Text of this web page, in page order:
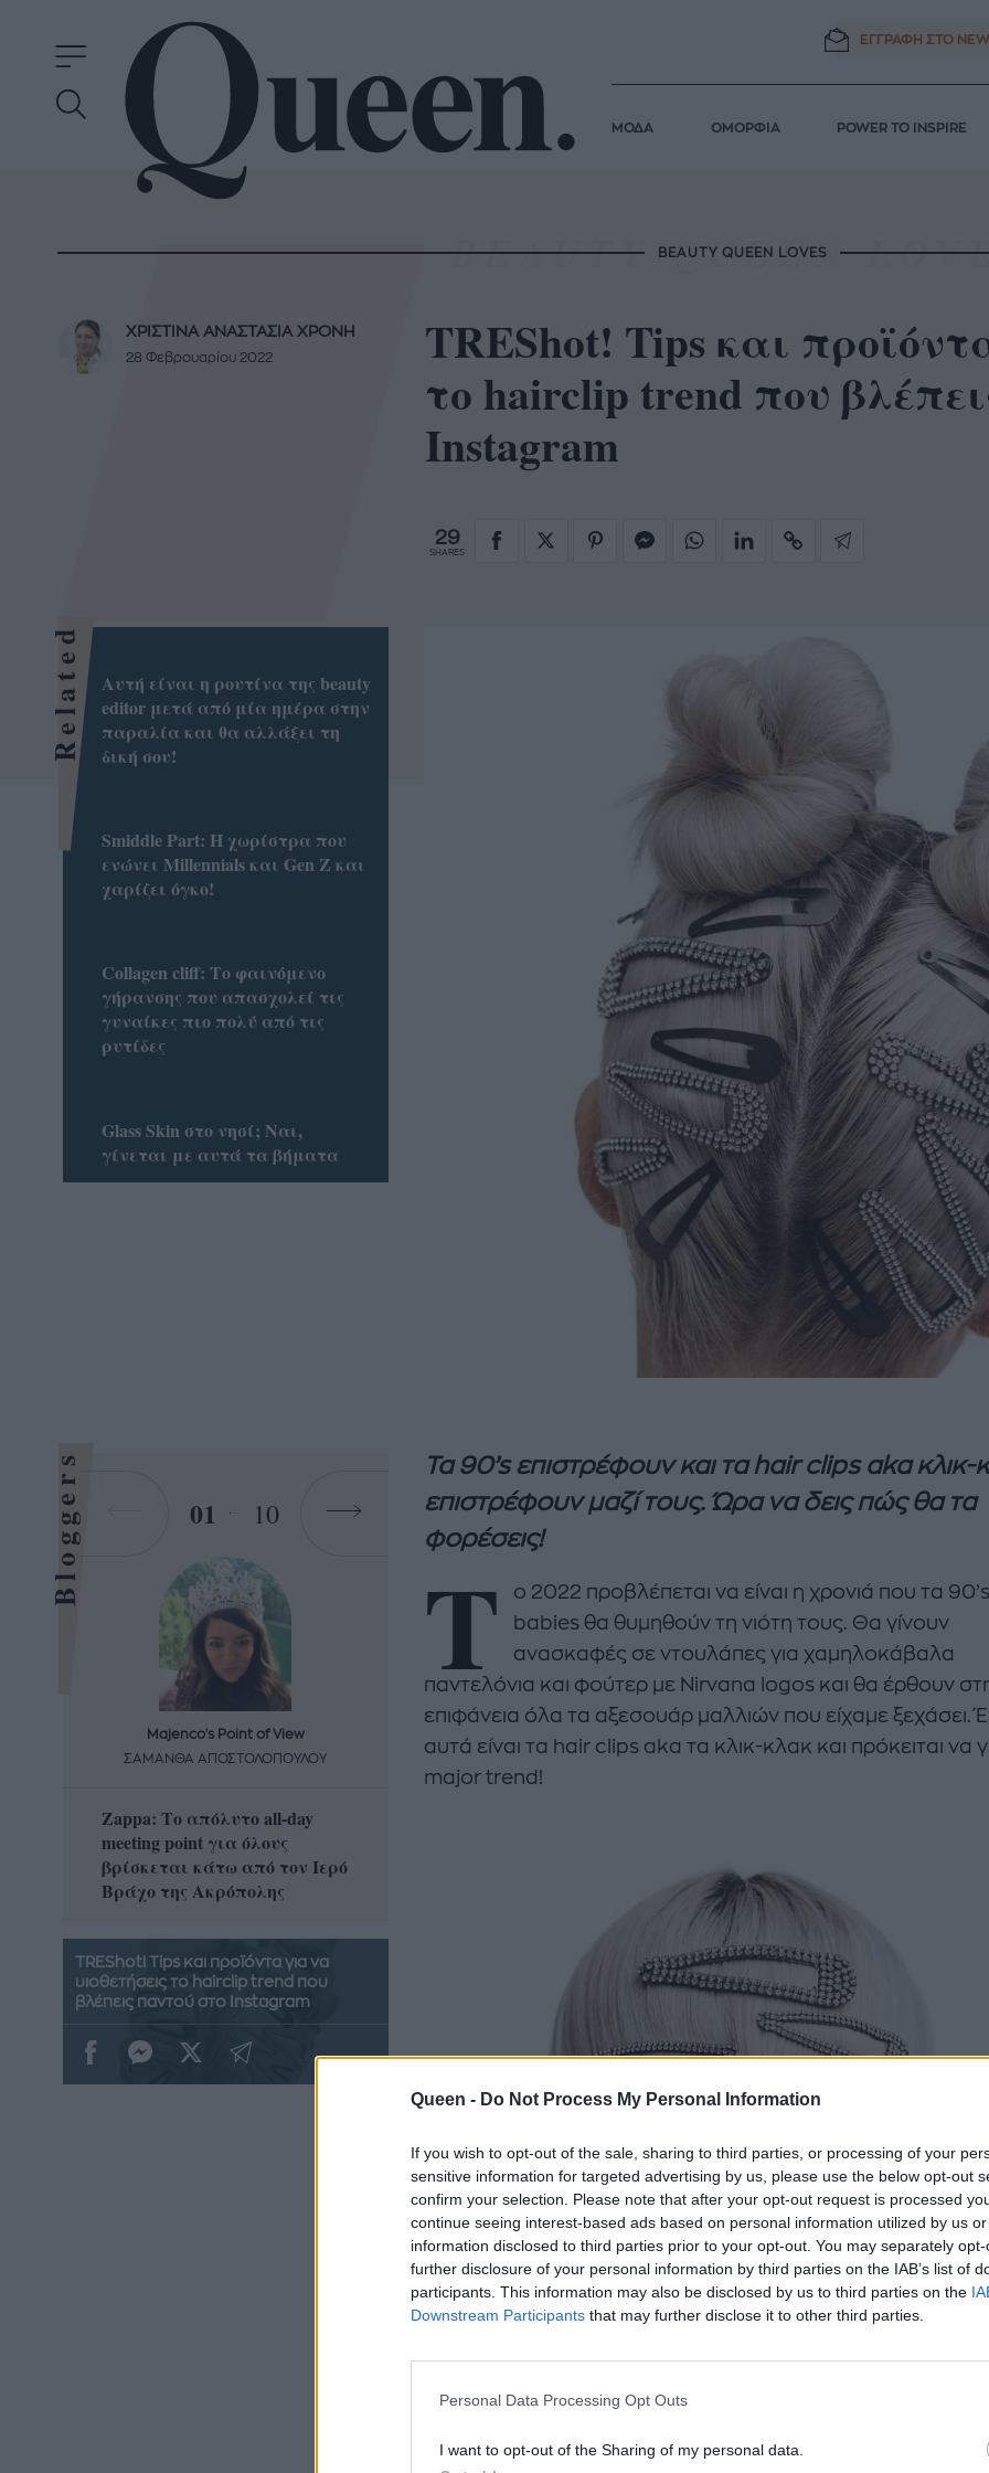
Queen - Do Not Process My Personal Information
If you wish to opt-out of the sale, sharing to third parties, or processing of your
sensitive information for targeted advertising by us, please use the below opt-out
confirm your selection. Please note that after your opt-out request is processed
continue seeing interest-based ads based on personal information utilized by us
information disclosed to third parties prior to your opt-out. You may separately
further disclosure of your personal information by third parties on the IAB’s list of
participants. This information may also be disclosed by us to third parties on the
Downstream Participants that may further disclose it to other third parties.
Personal Data Processing Opt Outs
I want to opt-out of the Sharing of my personal data.
ΕΓΓΡΑΦΗ ΣΤΟ
ΜΟΔΑ ΟΜΟΡΦΙΑ POWER TO INSPIRE
BEAUTY QUEEN LOVES
TREShot! Tips και
το hairclip trend που
Instagram
29
SHARES
ΧΡΙΣΤΙΝΑ ΑΝΑΣΤΑΣΙΑ ΧΡΟΝΗ
28 Φεβρουαρίου 2022
Τα 90’s επιστρέφουν και ταhairclips aka κλικ-
επιστρέφουν μαζί τους. Ώρα να δεις πώς θα τα
φορέσεις!
Τ
ο 2022 προβλέπεται να είναι η χρονιά που τα
babies θα θυμηθούν τη νιότη τους. Θα γίνουν
ανασκαφές σε ντουλάπες για χαμηλοκάβαλα
παντελόνια και φούτερ με Nirvana logos και θα έρθουν
επιφάνεια όλα τα αξεσουάρ μαλλιών που είχαμε ξεχάσει.
αυτά είναι τα hair clips aka τα κλικ-κλακ και πρόκειται να
major trend!
Related
Αυτή είναι η ρουτίνα της beauty
editor μετά από μία ημέρα στην
παραλία και θα αλλάξει τη
δική σου!
Smiddle Part: Η χωρίστρα που
ενώνει Millennials και Gen Z και
χαρίζει όγκο!
Collagen cliff: Το φαινόμενο
γήρανσης που απασχολεί τις
γυναίκες πιο πολύ από τις
ρυτίδες
Glass Skin στο νησί; Ναι,
γίνεται με αυτά τα βήματα
Bloggers 01 10
Majenco's Point of View
ΣΑΜΑΝΘΑ ΑΠΟΣΤΟΛΟΠΟΥΛΟΥ
Zappa: Το απόλυτο all-day
meeting point για όλους
βρίσκεται κάτω από τον Ιερό
Βράχο της Ακρόπολης
ΣΑΜΑΝΘΑ ΑΠΟΣΤΟΛΟΠΟΥΛΟΥ
ΔΑΦΝΗ ΚΑΡΑΒΟΚΥΡΗ
πεθάνω»
TREShot! Tips και προϊόντα για να
υιοθετήσεις το hairclip trend που
βλέπεις παντού στο Instagram